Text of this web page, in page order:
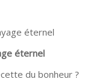
éternel